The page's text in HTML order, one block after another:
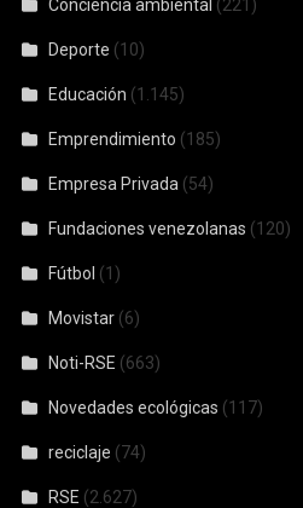
Conciencia ambiental (221)
Deporte (10)
Educación (1.145)
Emprendimiento (185)
Empresa Privada (54)
Fundaciones venezolanas (120)
Fútbol (1)
Movistar (6)
Noti-RSE (663)
Novedades ecológicas (117)
reciclaje (74)
RSE (2.627)